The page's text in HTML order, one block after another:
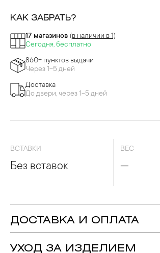
КАК ЗАБРАТЬ?
17 магазинов (в наличии в 1)
Сегодня, бесплатно
860+ пунктов выдачи
Через 1-5 дней
Доставка
До двери, через 1-5 дней
ВСТАВКИ
Без вставок
ВЕС
—
ДОСТАВКА И ОПЛАТА
УХОД ЗА ИЗДЕЛИЕМ